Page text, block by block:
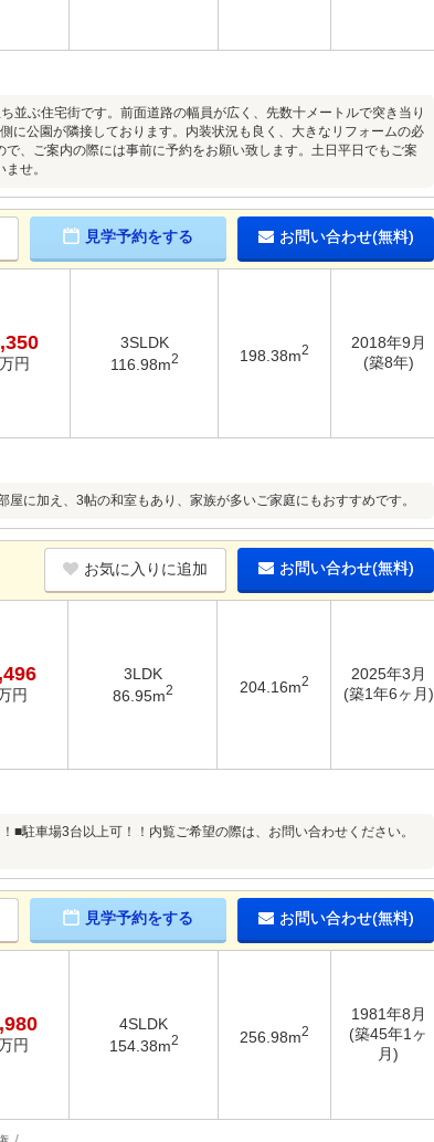
並ぶ住宅街です。前面道路の幅員が広く、先数十メートルで突き当り
に公園が隣接しております。内装状況も良く、大きなリフォームの必
、ご案内の際には事前に予約をお願い致します。土日平日でもご案
せ。
見学予約をする お問い合わせ(無料)
万円
3SLDK
116.98m2 198.38m2
2018年9月
(築8年)
に加え、3帖の和室もあり、家族が多いご家庭にもおすすめです。
お気に入りに追加 お問い合わせ(無料)
円
3LDK
86.95m2 204.16m2
2025年3月
(築1年6ヶ月)
駐車場3台以上可！！内覧ご希望の際は、お問い合わせください。
見学予約をする お問い合わせ(無料)
円
4SLDK
154.38m2 256.98m2
1981年8月
(築45年1ヶ
月)